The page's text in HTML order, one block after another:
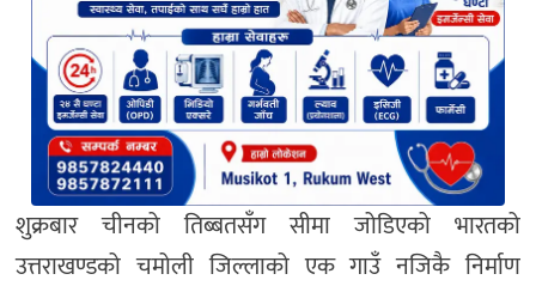
शुक्रबार चीनको तिब्बतसँग सीमा जोडिएको भारतको
उत्तराखण्डको चमोली जिल्लाको एक गाउँ नजिकै निर्माण